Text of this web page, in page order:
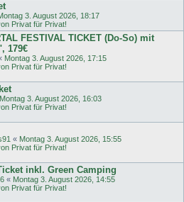
3. August 2026, 18:17
Privat für Privat!
FESTIVAL TICKET (Do-So) mit
179€
Montag 3. August 2026, 17:15
Privat für Privat!
Montag 3. August 2026, 16:03
Privat für Privat!
« Montag 3. August 2026, 15:55
Privat für Privat!
inkl. Green Camping
« Montag 3. August 2026, 14:55
Privat für Privat!